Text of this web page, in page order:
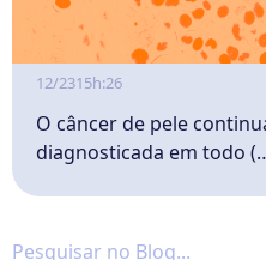
12/2315h:26
O câncer de pele
diagnosticada em todo